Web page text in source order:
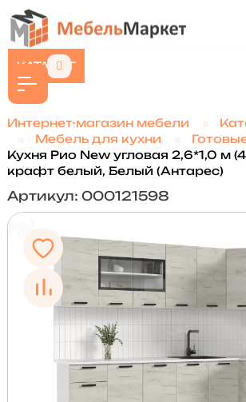
КАТАЛОГ
Интернет-магазин мебели
Мебель для кухни
Кухня Рио New угловая 2,6*1,0 м
крафт белый, Белый (Антарес)
Артикул: 000121598